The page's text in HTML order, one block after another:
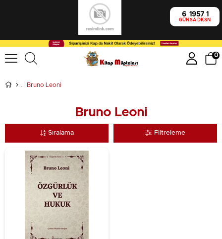
6
GÜN
19
SA
57
DK
0
SN
0
Bruno Leoni
Bruno Leoni
Filtreleme
Sıralama